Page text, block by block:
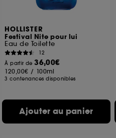
HOLLISTER
Festival Nite pour lui
Eau de Toilette
12
À partir de36,00€
120,00€ / 100ml
3 contenances disponibles
Ajouter au panier